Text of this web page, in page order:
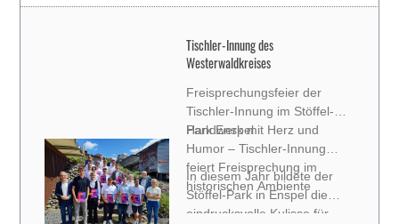
Tischler-Innung des
Westerwaldkreises
Freisprechungsfeier der
Tischler-Innung im Stöffel-
Park Enspel
Handwerk mit Herz und
Humor – Tischler-Innung
feiert Freisprechung im
historischen Ambiente
In diesem Jahr bildete der
Stöffel-Park in Enspel die
eindrucksvolle Kulisse für